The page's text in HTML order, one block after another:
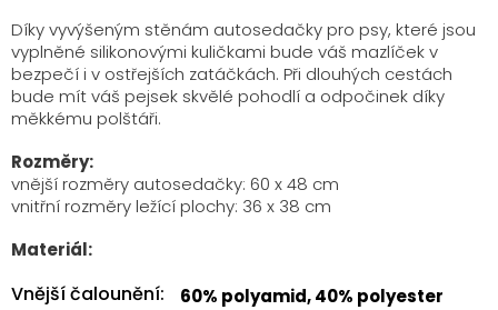
Díky vyvýšeným stěnám autosedačky pro psy, které jsou
vyplněné silikonovými kuličkami bude váš mazlíček v
bezpečí i v ostřejších zatáčkách. Při dlouhých cestách
bude mít váš pejsek skvělé pohodlí a odpočinek díky
měkkému polštáři.
Rozměry:
vnější rozměry autosedačky: 60 x 48 cm
vnitřní rozměry ležící plochy: 36 x 38 cm
Materiál:
Vnější čalounění: 60% polyamid, 40% polyester